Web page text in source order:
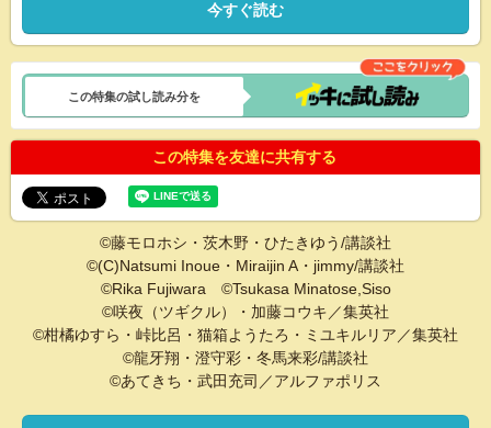
今すぐ読む
この特集の試し読み分を
この特集を友達に共有する
©藤モロホシ・茨木野・ひたきゆう/講談社
©(C)Natsumi Inoue・Miraijin A・jimmy/講談社
©Rika Fujiwara ©Tsukasa Minatose,Siso
©咲夜（ツギクル）・加藤コウキ／集英社
©柑橘ゆすら・峠比呂・猫箱ようたろ・ミユキルリア／集英社
©龍牙翔・澄守彩・冬馬来彩/講談社
©あてきち・武田充司／アルファポリス